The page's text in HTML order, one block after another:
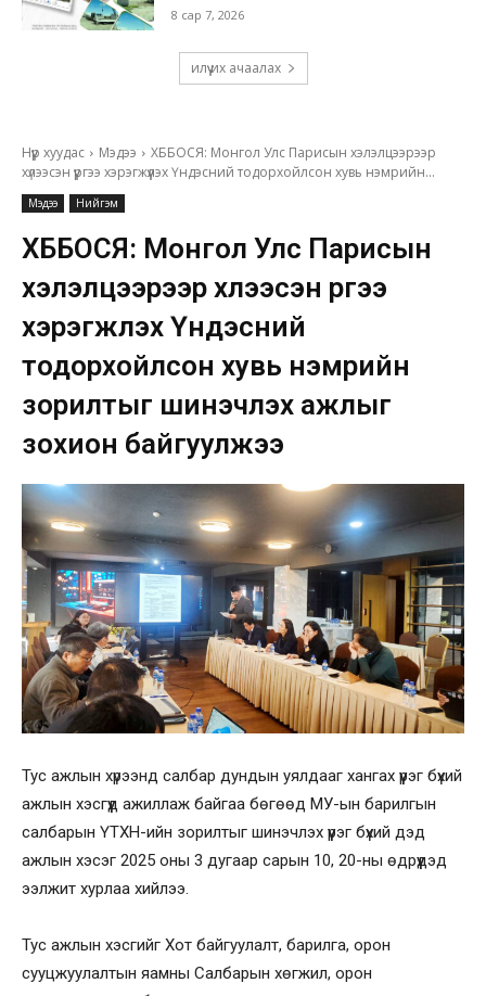
8 сар 7, 2026
илүү их ачаалах